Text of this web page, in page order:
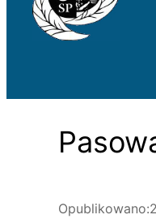
Opublikowano: